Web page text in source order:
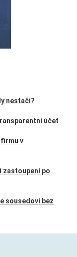
nestačí?
účet
v
zastoupení po
sousedovi bez